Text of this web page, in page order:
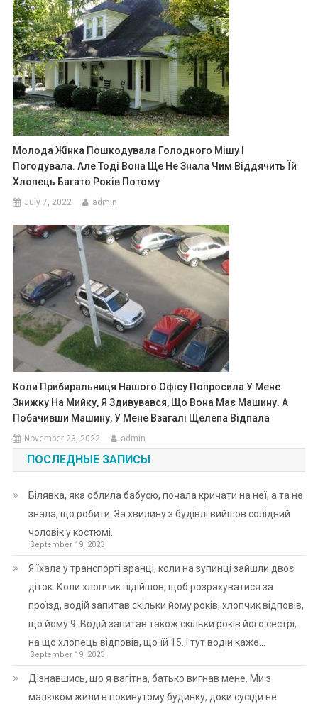
Молода Жінка Пошкодувала Голодного Мішу І
Погодувала. Але Тоді Вона Ще Не Знала Чим Віддячить Їй
Хлопець Багато Років Потому
July 7, 2022 admin
Коли Прибиральниця Нашого Офісу Попросила У Мене
Знижку На Мийку, Я Здивувався, Що Вона Має Машину. А
Побачивши Машину, У Мене Взагалі Щелепа Відпала
November 23, 2022 admin
ПОСЛЕДНЫЕ ЗАПИСЫ
Білявка, яка облила бабусю, почала кричати на неї, а та не
знала, що робити. За хвилину з будівлі вийшов солідний
чоловік у костюмі.
September 19, 2023
Я їхала у транспорті вранці, коли на зупинці зайшли двоє
діток. Коли хлопчик підійшов, щоб розрахуватися за
проїзд, водій запитав скільки йому років, хлопчик відповів,
що йому 9. Водій запитав також скільки років його сестрі,
на що хлопець відповів, що їй 15. І тут водій каже…
September 19, 2023
Дізнавшись, що я вагітна, батько вигнав мене. Ми з
малюком жили в покинутому будинку, доки сусіди не